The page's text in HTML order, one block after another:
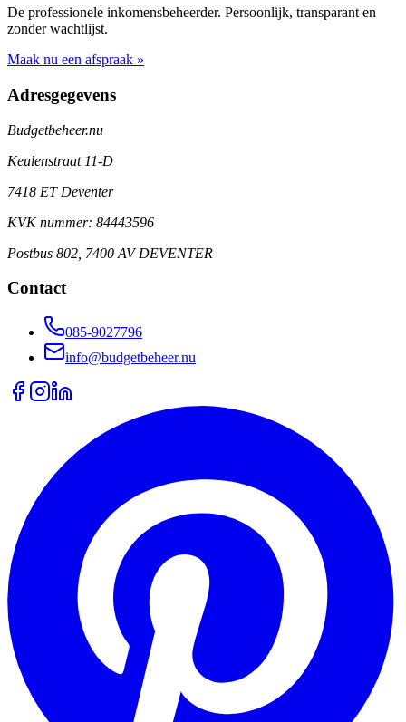
De professionele inkomensbeheerder. Persoonlijk, transparant en
zonder wachtlijst.
Maak nu een afspraak »
Adresgegevens
Budgetbeheer.nu
Keulenstraat 11-D
7418 ET Deventer
KVK nummer: 84443596
Postbus 802, 7400 AV DEVENTER
Contact
085-9027796
info@budgetbeheer.nu